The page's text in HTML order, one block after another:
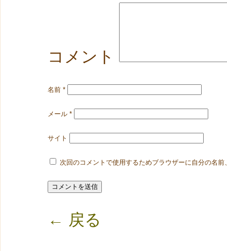
コメント
名前 *
メール *
サイト
次回のコメントで使用するためブラウザーに自分の名
← 戻る